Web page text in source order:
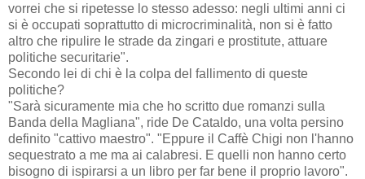
vorrei che si ripetesse lo stesso adesso: negli ultimi anni ci
si è occupati soprattutto di microcriminalità, non si è fatto
altro che ripulire le strade da zingari e prostitute, attuare
politiche securitarie".
Secondo lei di chi è la colpa del fallimento di queste
politiche?
"Sarà sicuramente mia che ho scritto due romanzi sulla
Banda della Magliana", ride De Cataldo, una volta persino
definito "cattivo maestro". "Eppure il Caffè Chigi non l'hanno
sequestrato a me ma ai calabresi. E quelli non hanno certo
bisogno di ispirarsi a un libro per far bene il proprio lavoro".